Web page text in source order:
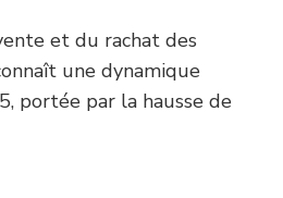
et du rachat des
une dynamique
portée par la hausse de